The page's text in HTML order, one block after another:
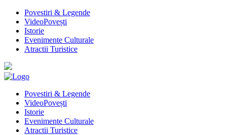
Povestiri & Legende
VideoPovești
Istorie
Evenimente Culturale
Atractii Turistice
Povestiri & Legende
VideoPovești
Istorie
Evenimente Culturale
Atractii Turistice